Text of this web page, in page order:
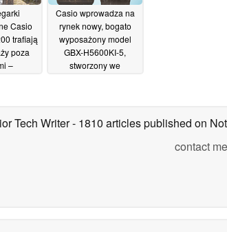
Casio
trafiają
poza
–
Casio wprowadza na
rynek nowy, bogato
wyposażony model
GBX-H5600KI-5,
stworzony we
MIP LCD 01/07/2026
Tech Writer- 1810 articles published on
contact